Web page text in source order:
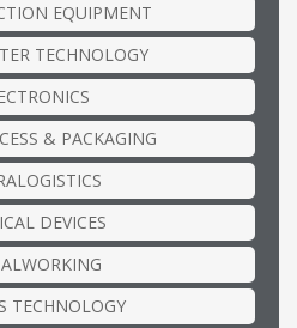
EQUIPMENT
TECHNOLOGY
& PACKAGING
DEVICES
TECHNOLOGY